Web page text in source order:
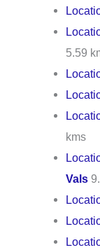
5.59
kms
Vals